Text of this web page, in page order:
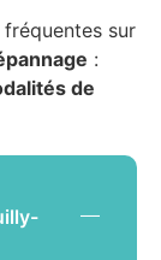
sur
:
de